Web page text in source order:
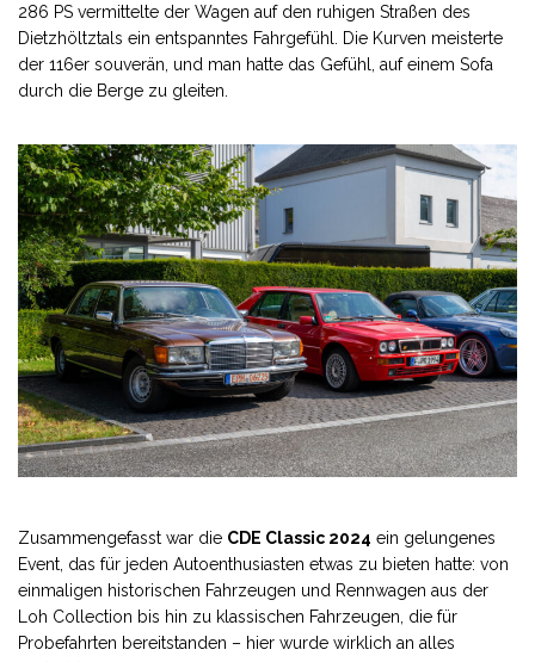
286 PS vermittelte der Wagen auf den ruhigen Straßen des
Dietzhöltztals ein entspanntes Fahrgefühl. Die Kurven meisterte
der 116er souverän, und man hatte das Gefühl, auf einem Sofa
durch die Berge zu gleiten.
Zusammengefasst war die CDE Classic 2024 ein gelungenes
Event, das für jeden Autoenthusiasten etwas zu bieten hatte: von
einmaligen historischen Fahrzeugen und Rennwagen aus der
Loh Collection bis hin zu klassischen Fahrzeugen, die für
Probefahrten bereitstanden – hier wurde wirklich an alles